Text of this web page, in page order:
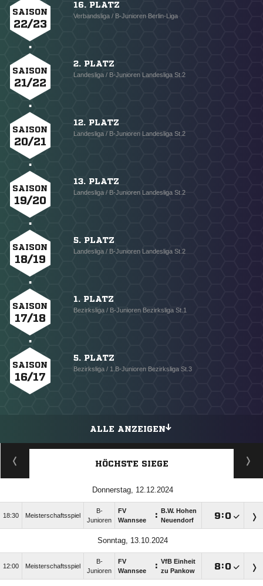
SAISON
22/23
16. PLATZ
Verbandsliga / B-Junioren Berlin-Liga
SAISON
21/22
2. PLATZ
Landesliga / B-Junioren Landesliga St.2
SAISON
20/21
12. PLATZ
Landesliga / B-Junioren Landesliga St.2
SAISON
19/20
13. PLATZ
Landesliga / B-Junioren Landesliga St.2
SAISON
18/19
5. PLATZ
Landesliga / B-Junioren Landesliga St.2
SAISON
17/18
1. PLATZ
Bezirksliga / B-Junioren Bezirksliga St.1
SAISON
16/17
5. PLATZ
Bezirksliga / 1.B-Junioren Bezirksliga St.3
ALLE ANZEIGEN
HÖCHSTE SIEGE
Donnerstag, 12.12.2024
18:30 Meisterschaftsspiel
B-
Junioren
FV
Wannsee
:
B.W. Hohen
Neuendorf
:
Sonntag, 13.10.2024
12:00 Meisterschaftsspiel
B-
Junioren
FV
Wannsee
: VfB Einheit
zu Pankow
: